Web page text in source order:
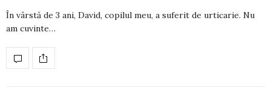
În vârstă de 3 ani, David, copilul meu, a suferit de urticarie. Nu
am cuvinte…